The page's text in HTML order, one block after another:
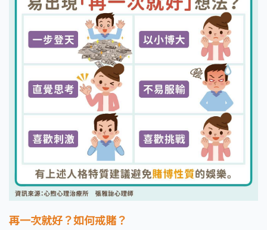
再一次就好？如何戒賭？